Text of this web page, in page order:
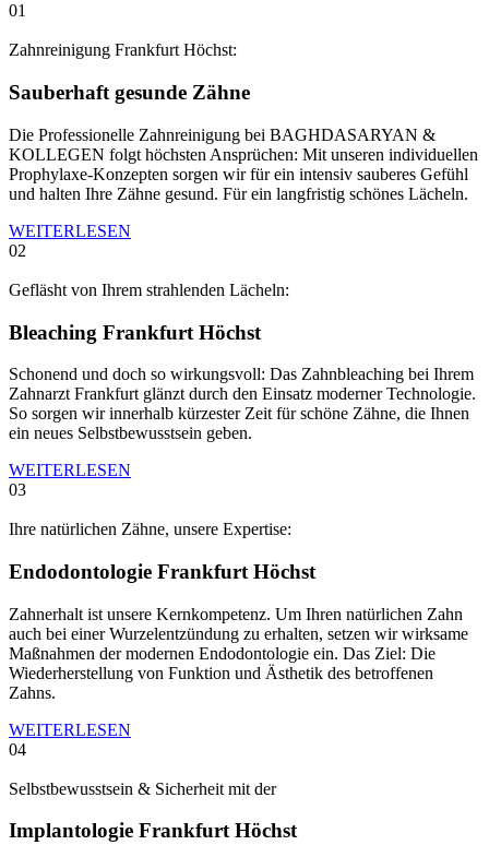
01
Zahnreinigung Frankfurt Höchst:
Sauberhaft gesunde Zähne
Die Professionelle Zahnreinigung bei BAGHDASARYAN &
KOLLEGEN folgt höchsten Ansprüchen: Mit unseren individuellen
Prophylaxe-Konzepten sorgen wir für ein intensiv sauberes Gefühl
und halten Ihre Zähne gesund. Für ein langfristig schönes Lächeln.
WEITERLESEN
02
Gefläsht von Ihrem strahlenden Lächeln:
Bleaching Frankfurt Höchst
Schonend und doch so wirkungsvoll: Das Zahnbleaching bei Ihrem
Zahnarzt Frankfurt glänzt durch den Einsatz moderner Technologie.
So sorgen wir innerhalb kürzester Zeit für schöne Zähne, die Ihnen
ein neues Selbstbewusstsein geben.
WEITERLESEN
03
Ihre natürlichen Zähne, unsere Expertise:
Endodontologie Frankfurt Höchst
Zahnerhalt ist unsere Kernkompetenz. Um Ihren natürlichen Zahn
auch bei einer Wurzelentzündung zu erhalten, setzen wir wirksame
Maßnahmen der modernen Endodontologie ein. Das Ziel: Die
Wiederherstellung von Funktion und Ästhetik des betroffenen
Zahns.
WEITERLESEN
04
Selbst­bewusstsein & Sicherheit mit der
Implantologie Frankfurt Höchst